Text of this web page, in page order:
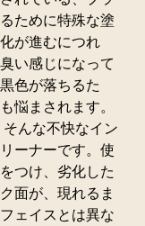
ために特殊な塗
が進むにつれ
い感じになって
色が落ちるた
悩まされます。
んな不快なイン
ーナーです。使
つけ、劣化した
面が、現れるま
ェイスとは異な